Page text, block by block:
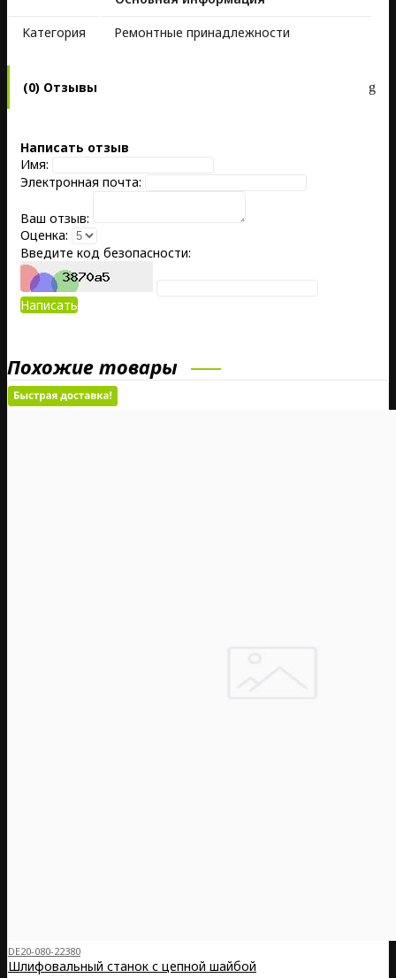
Kатегория
Ремонтные принадлежности
(0) Отзывы
Написать отзыв
Имя:
Электронная почта:
Ваш отзыв:
Оценка:
Введите код безопасности:
Написать
Похожие товары
DE20-080-22380
Шлифовальный станок с цепной шайбой